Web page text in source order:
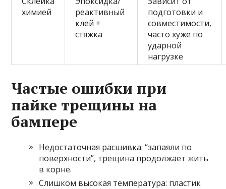
химией
реактивный
клей +
стяжка
подготовки и
совместимости,
часто хуже по
ударной
нагрузке
Частые ошибки при
пайке трещины на
бампере
Недостаточная расшивка: “запаяли по
поверхности”, трещина продолжает жить
в корне.
Слишком высокая температура: пластик